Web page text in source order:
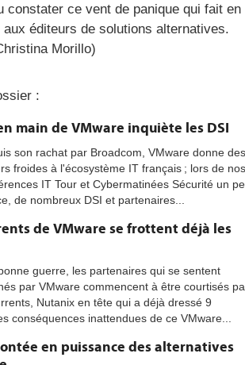
constater ce vent de panique qui fait en
éditeurs de solutions alternatives.
Morillo)
:
main de VMware inquiète les DSI
son rachat par Broadcom, VMware donne des
froides à l'écosystème IT français ; lors de nos
IT Tour et Cybermatinées Sécurité un
de nombreux DSI et partenaires...
de VMware se frottent déjà les
guerre, les partenaires qui se sentent
par VMware commencent à être courtisés
Nutanix en tête qui a déjà dressé 9
conséquences inattendues de ce VMware...
en puissance des alternatives